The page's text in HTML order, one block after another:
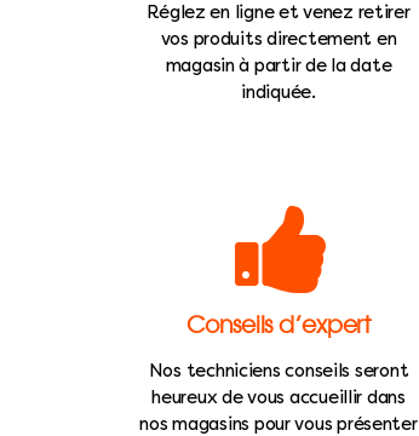
Réglez en ligne et venez retirer
vos produits directement en
magasin à partir de la date
indiquée.
Conseils d’expert
Nos techniciens conseils seront
heureux de vous accueillir dans
nos magasins pour vous présenter